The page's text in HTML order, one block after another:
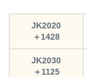
JK2020
＋1428
JK2030
＋1125